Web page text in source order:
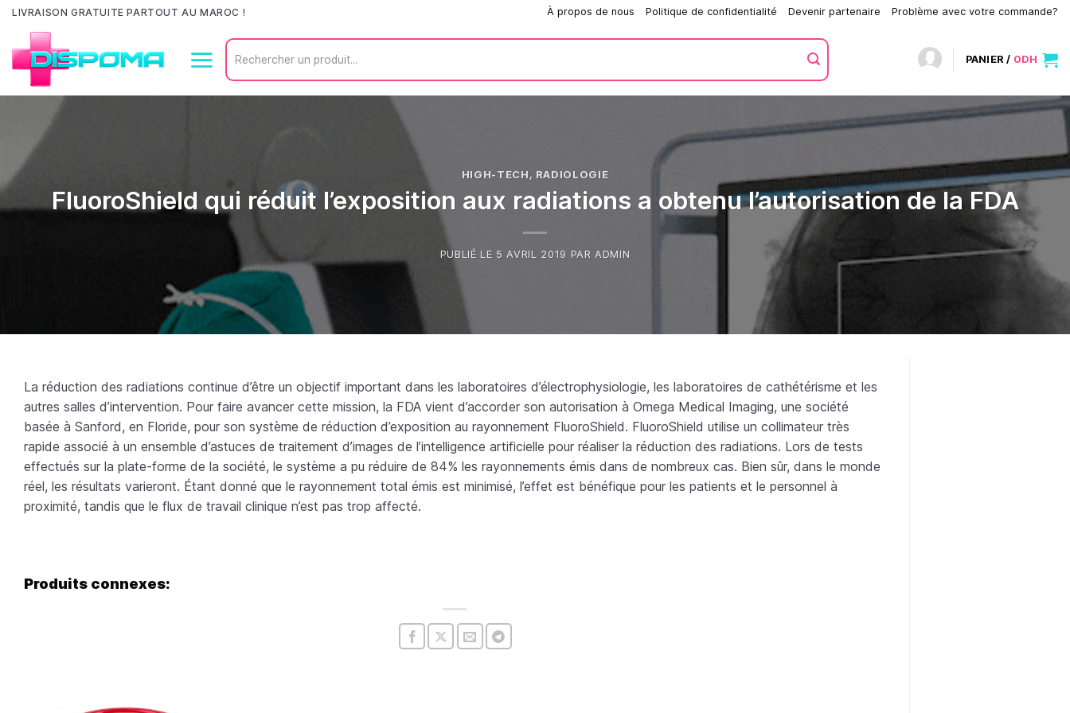
Passer
contenu
LIVRAISON GRATUITE PARTOUT AU MAROC ! À propos de nous Politique de confidentialité Devenir partenaire Problème avec votre commande?
Recherche
pour :
PANIER / 0DH
HIGH-TECH , RADIOLOGIE
FluoroShield qui réduit l’exposition aux radiations a obtenu l’autorisation de la FDA
PUBLIÉ LE 5 AVRIL 2019 PARADMIN
La réduction des radiations continue d’être un objectif important dans les laboratoires d’électrophysiologie, les laboratoires de cathétérisme et les
autres salles d’intervention. Pour faire avancer cette mission, la FDA vient d’accorder son autorisation à Omega Medical Imaging, une société
basée à Sanford, en Floride, pour son système de réduction d’exposition au rayonnement FluoroShield. FluoroShield utilise un collimateur très
rapide associé à un ensemble d’astuces de traitement d’images de l’intelligence artificielle pour réaliser la réduction des radiations. Lors de tests
effectués sur la plate-forme de la société, le système a pu réduire de 84% les rayonnements émis dans de nombreux cas. Bien sûr, dans le monde
réel, les résultats varieront. Étant donné que le rayonnement total émis est minimisé, l’effet est bénéfique pour les patients et le personnel à
proximité, tandis que le flux de travail clinique n’est pas trop affecté.
Produits connexes: